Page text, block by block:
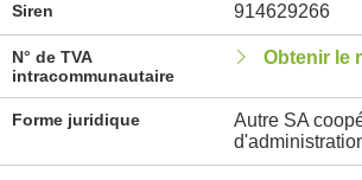
Siren 914629266
N° de TVA
intracommunautaire
Obtenir le
Forme juridique
Autre SA